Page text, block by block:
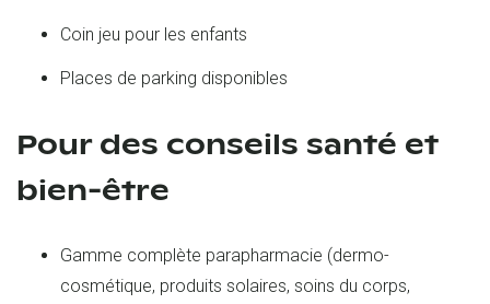
Coin jeu pour les enfants
Places de parking disponibles
Pour des conseils santé et
bien-être
Gamme complète parapharmacie (dermo-
cosmétique, produits solaires, soins du corps,